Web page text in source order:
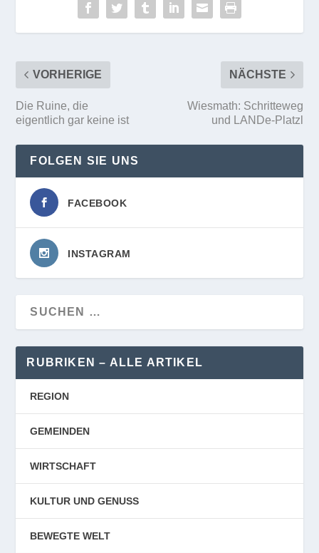
VORHERIGE
Die Ruine, die
eigentlich gar keine ist
NÄCHSTE
Wiesmath: Schritteweg
und LANDe-Platzl
FOLGEN SIE UNS
FACEBOOK
INSTAGRAM
RUBRIKEN – ALLE ARTIKEL
REGION
GEMEINDEN
WIRTSCHAFT
KULTUR UND GENUSS
BEWEGTE WELT